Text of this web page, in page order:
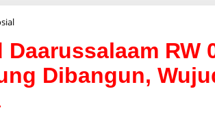
Masjid
RW
06
Bumi
Adipura
Daarussalaam RW
Dibangun,